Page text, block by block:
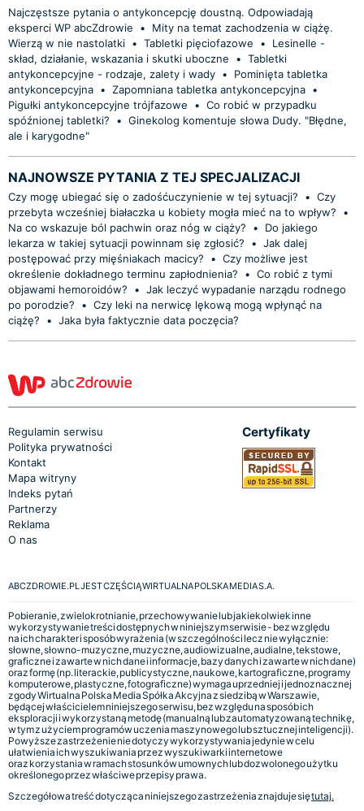
Najczęstsze pytania o antykoncepcję doustną. Odpowiadają
eksperci WP abcZdrowie
•
Mity na temat zachodzenia w ciążę.
Wierzą w nie nastolatki • Tabletki pięciofazowe •
Lesinelle -
skład, działanie, wskazania i skutki uboczne
• Tabletki
antykoncepcyjne - rodzaje, zalety i wady •
Pominięta tabletka
antykoncepcyjna • Zapomniana tabletka antykoncepcyjna •
Pigułki antykoncepcyjne trójfazowe
• Co robić w przypadku
spóźnionej tabletki?
• Ginekolog komentuje słowa Dudy. "Błędne,
ale i karygodne"
NAJNOWSZE PYTANIA Z TEJ SPECJALIZACJI
Czy mogę ubiegać się o zadośćuczynienie w tej sytuacji? • Czy
przebyta wcześniej białaczka u kobiety mogła mieć na to wpływ?
•
Na co wskazuje ból pachwin oraz nóg w ciąży?
•
Do jakiego
lekarza w takiej sytuacji powinnam się zgłosić?
• Jak dalej
postępować przy mięśniakach macicy?
• Czy możliwe jest
określenie dokładnego terminu zapłodnienia?
• Co robić z tymi
objawami hemoroidów?
• Jak leczyć wypadanie narządu rodnego
po porodzie?
• Czy leki na nerwicę lękową mogą wpłynąć na
ciążę?
• Jaka była faktycznie data poczęcia?
Regulamin serwisu
Polityka prywatności
Kontakt
Mapa witryny
Indeks pytań
Partnerzy
Reklama
O nas
Certyfikaty
ABCZDROWIE.PL JEST CZĘŚCIĄ WIRTUALNA POLSKA MEDIA S.A.
Pobieranie, zwielokrotnianie, przechowywanie lub jakiekolwiek inne
wykorzystywanie treści dostępnych w niniejszym serwisie - bez względu
na ich charakter i sposób wyrażenia (w szczególności lecz nie wyłącznie:
słowne, słowno-muzyczne, muzyczne, audiowizualne, audialne, tekstowe,
graficzne i zawarte w nich dane i informacje, bazy danych i zawarte w nich dane)
oraz formę (np. literackie, publicystyczne, naukowe, kartograficzne, programy
komputerowe, plastyczne, fotograficzne) wymaga uprzedniej i jednoznacznej
zgody Wirtualna Polska Media Spółka Akcyjna z siedzibą w Warszawie,
będącej właścicielem niniejszego serwisu, bez względu na sposób ich
eksploracji i wykorzystaną metodę (manualną lub zautomatyzowaną technikę,
w tym z użyciem programów uczenia maszynowego lub sztucznej inteligencji).
Powyższe zastrzeżenie nie dotyczy wykorzystywania jedynie w celu
ułatwienia ich wyszukiwania przez wyszukiwarki internetowe
oraz korzystania w ramach stosunków umownych lub dozwolonego użytku
określonego przez właściwe przepisy prawa.
Szczegółowa treść dotycząca niniejszego zastrzeżenia znajduje siętutaj.